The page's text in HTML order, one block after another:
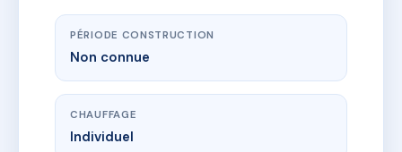
PÉRIODE CONSTRUCTION
Non connue
CHAUFFAGE
Individuel